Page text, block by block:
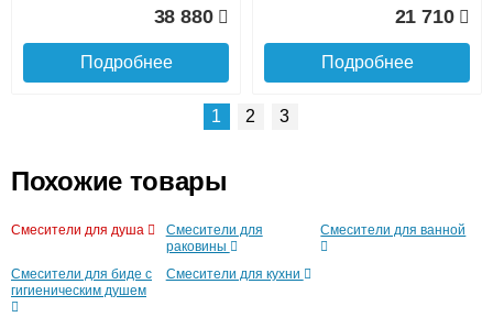
38 880
Подробнее
21 710
Подробнее
Смеситель для раковины
Смеситель для биде Kaiser
1 2 3
Похожие товары
Смесители для душа
Смесители для
раковины
Смесители для ванной
Смесители для биде с
гигиеническим душем
Смесители для кухни